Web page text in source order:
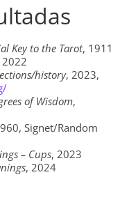
Key to the Tarot, 1911
2022
history, 2023,
of Wisdom,
Signet/Random
– Cups, 2023
, 2024